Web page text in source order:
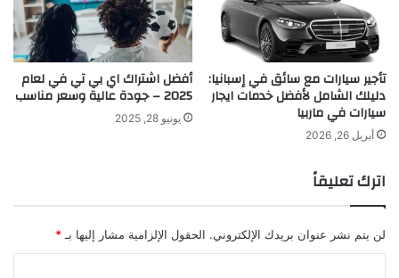
تأجير سيارات مع سائق في إسبانيا:
دليلك الشامل لأفضل خدمات ايجار
سيارات في ماربيا
أبريل 26, 2026
أفضل اشتراك اي بي تي في لعام
2025 – جودة عالية وسعر مناسب
يونيو 28, 2025
اترك تعليقاً
لن يتم نشر عنوان بريدك الإلكتروني. الحقول الإلزامية مشار إليها بـ *